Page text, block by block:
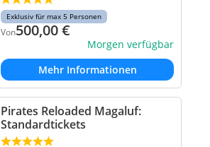
Exklusiv für max 5 Personen
Von500,00€
Morgen verfügbar
Mehr Informationen
Pirates Reloaded Magaluf:
Standardtickets